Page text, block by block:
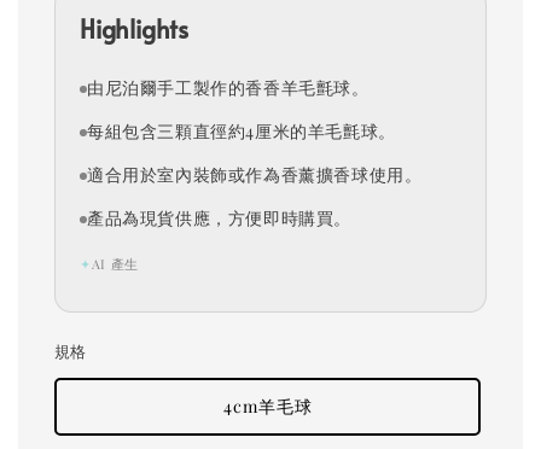
Highlights
由尼泊爾手工製作的香香羊毛氈球。
每組包含三顆直徑約4厘米的羊毛氈球。
適合用於室內裝飾或作為香薰擴香球使用。
產品為現貨供應，方便即時購買。
✦ AI 產生
規格
4cm羊毛球